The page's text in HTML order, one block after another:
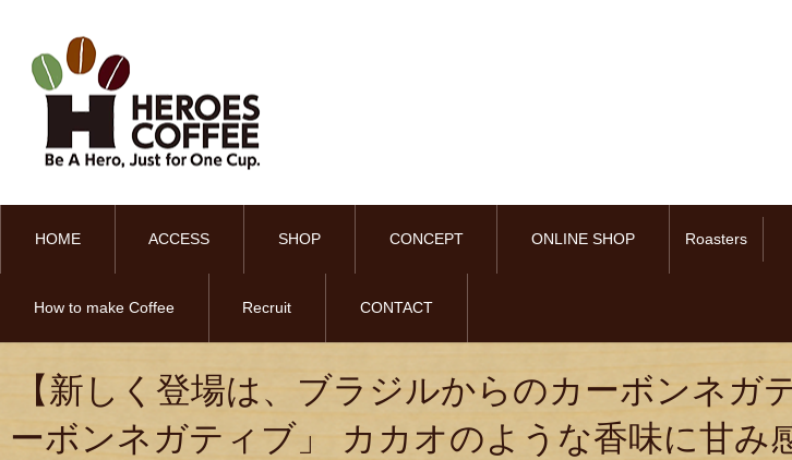
HOME ACCESS SHOP CONCEPT ONLINE SHOP Roasters
How to make Coffee Recruit CONTACT
【新しく登場は、ブラジルからのカーボンネ
ーボンネガティブ」 カカオのような香味に甘